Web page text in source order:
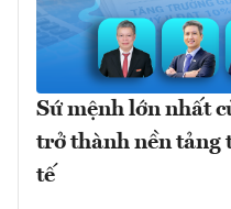
Sứ mệnh lớn nhất
trở thành nền tảng
tế